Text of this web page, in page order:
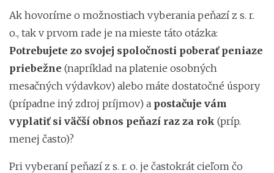
Ak hovoríme o možnostiach vyberania peňazí z s. r.
o., tak v prvom rade je na mieste táto otázka:
Potrebujete zo svojej spoločnosti poberať peniaze
priebežne (napríklad na platenie osobných
mesačných výdavkov) alebo máte dostatočné úspory
(prípadne iný zdroj príjmov) a postačuje vám
vyplatiť si väčší obnos peňazí raz za rok (príp.
menej často)?
Pri vyberaní peňazí z s. r. o. je častokrát cieľom čo